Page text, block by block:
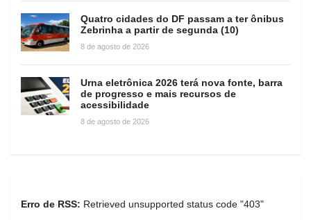
Quatro cidades do DF passam a ter ônibus
Zebrinha a partir de segunda (10)
8 de agosto de 2026
Urna eletrônica 2026 terá nova fonte, barra
de progresso e mais recursos de
acessibilidade
8 de agosto de 2026
Erro de RSS: Retrieved unsupported status code "403"